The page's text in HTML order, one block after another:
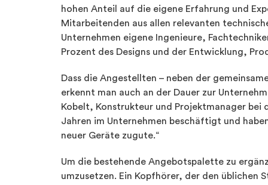
hohen Anteil auf die eigene Erfahrung und
Mitarbeitenden aus allen relevanten
Unternehmen eigene Ingenieure,
Prozent des Designs und der Entwicklung,
Dass die Angestellten – neben der
erkennt man auch an der Dauer zur
Kobelt, Konstrukteur und Projektmanager bei
Jahren im Unternehmen beschäftigt und
neuer Geräte zugute.“
Um die bestehende Angebotspalette zu
umzusetzen. Ein Kopfhörer, der den üblichen